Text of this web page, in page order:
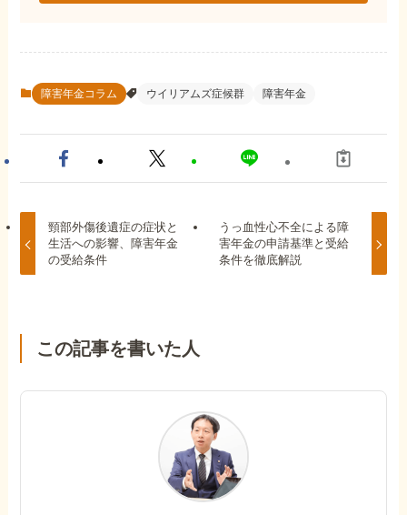
障害年金コラム ウイリアムズ症候群 障害年金
頸部外傷後遺症の症状と
生活への影響、障害年金
の受給条件
うっ血性心不全による障
害年金の申請基準と受給
条件を徹底解説
この記事を書いた人